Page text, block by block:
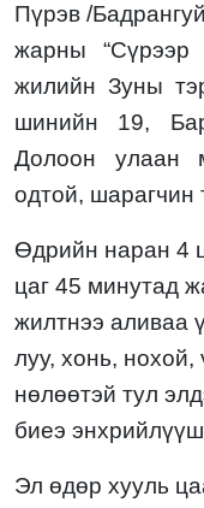
Пүрэв/
жарны “Сүрээр
жилийн Зуны
шинийн 19,
Долоон улаан
одтой, шарагчин
Өдрийн наран 4
цаг 45 минутад
жилтнээ аливаа
луу, хонь, нохой,
нөлөөтэй тул
биеэ
Эл өдөр хууль